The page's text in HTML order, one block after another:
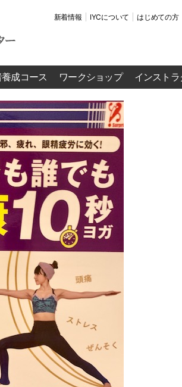
新着情報 IYCについて はじめての方
成コース ワークショップ インスト